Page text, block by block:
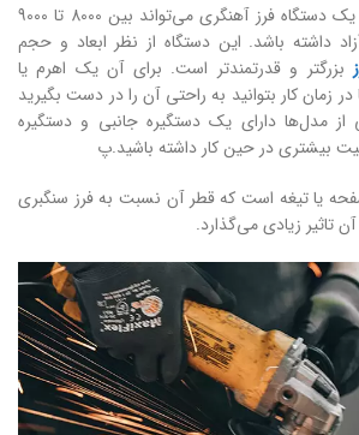
همانطور که اشاره کردیم یک دستگاه فرز آهنگری می‌تواند بین 8000 تا 9000
داشته باشد. این دستگاه از نظر ابعاد و حجم
بزرگتر و قدرتمندتر است. برای آن یک اهرم یا
زمان کار بتوانید به راحتی آن را در دست بگیرید
از مدل‌ها دارای یک دستگیره جانبی و دستگیره
بیشتری در حین کار داشته باشید.پ
یا تیغه است که قطر آن نسبت به فرز سنگبری
تاثیر زیادی می‌گذارد.